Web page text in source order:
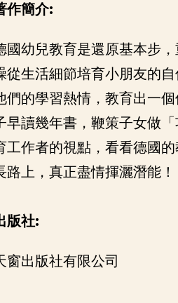
作簡介:
國幼兒教育是還原基本步
從生活細節培育小朋友的
們的學習熱情，教育出一
早讀幾年書，鞭策子女做
工作者的視點，看看德國
路上，真正盡情揮灑潛能！
版社:
窗出版社有限公司